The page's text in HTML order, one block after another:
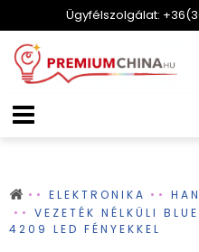
Ügyfélszolgálat:
ELEKTRONIKA
VEZETÉK NÉLKÜLI
4209 LED FÉNYEKKEL